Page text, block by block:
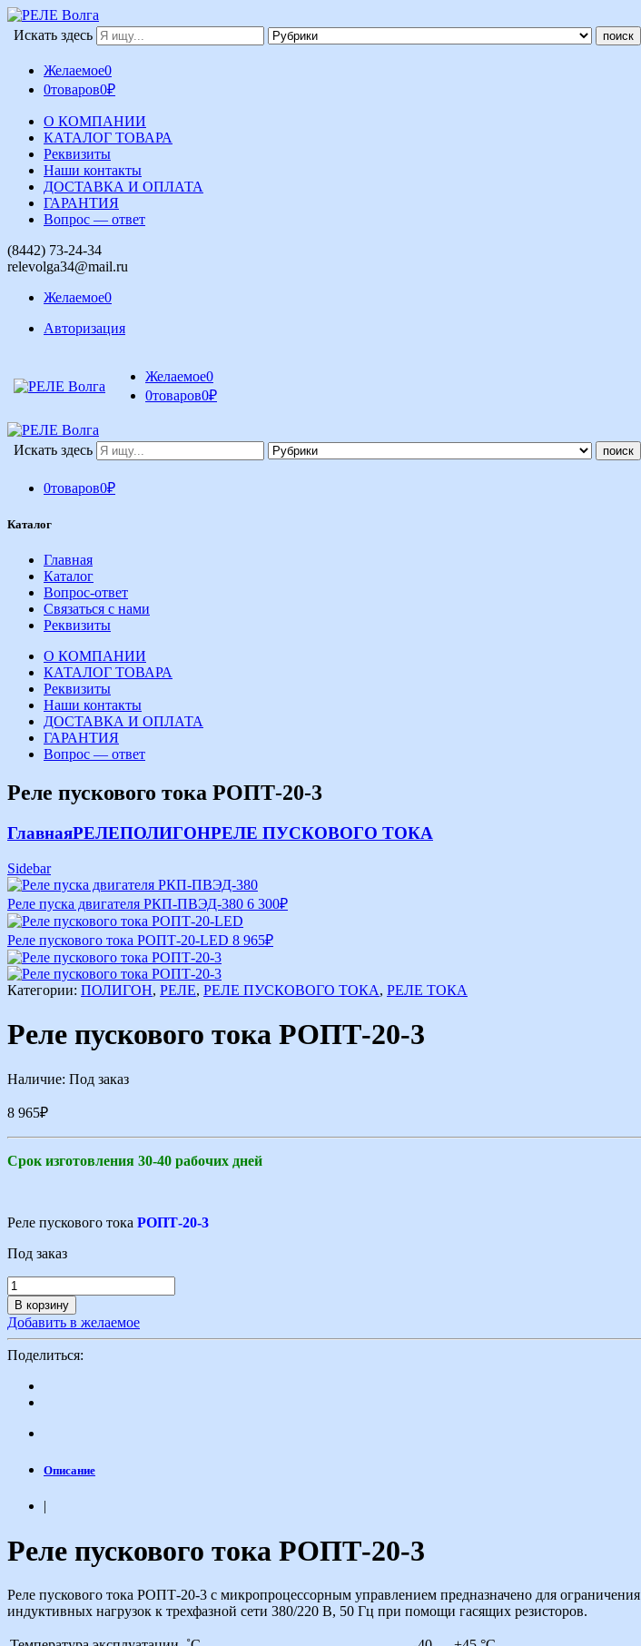
Искать здесь
Желаемое0
0товаров0₽
О КОМПАНИИ
КАТАЛОГ ТОВАРА
Реквизиты
Наши контакты
ДОСТАВКА И ОПЛАТА
ГАРАНТИЯ
Вопрос — ответ
(8442) 73-24-34
relevolga34@mail.ru
Желаемое0
Авторизация
Желаемое0
0товаров0₽
Искать здесь
0товаров0₽
Каталог
Главная
Каталог
Вопрос-ответ
Связаться с нами
Реквизиты
О КОМПАНИИ
КАТАЛОГ ТОВАРА
Реквизиты
Наши контакты
ДОСТАВКА И ОПЛАТА
ГАРАНТИЯ
Вопрос — ответ
Реле пускового тока РОПТ-20-3
ГлавнаяРЕЛЕПОЛИГОНРЕЛЕ ПУСКОВОГО ТОКА
Sidebar
Реле пуска двигателя РКП-ПВЭД-380 6 300₽
Реле пускового тока РОПТ-20-LED 8 965₽
Категории: ПОЛИГОН, РЕЛЕ, РЕЛЕ ПУСКОВОГО ТОКА, РЕЛЕ ТОКА
Реле пускового тока РОПТ-20-3
Наличие: Под заказ
8 965₽
Срок изготовления 30-40 рабочих дней
Реле пускового тока РОПТ-20-3
Под заказ
В корзину
Добавить в желаемое
Поделиться:
Описание
|
Реле пускового тока РОПТ-20-3
Реле пускового тока РОПТ-20-3 с микропроцессорным управлением предназначено для
индуктивных нагрузок к трехфазной сети 380/220 В, 50 Гц при помощи гасящих резисторов.